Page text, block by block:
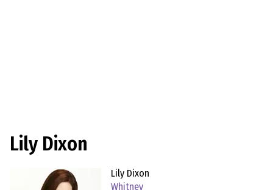
Lily Dixon
Lily Dixon
Whitney